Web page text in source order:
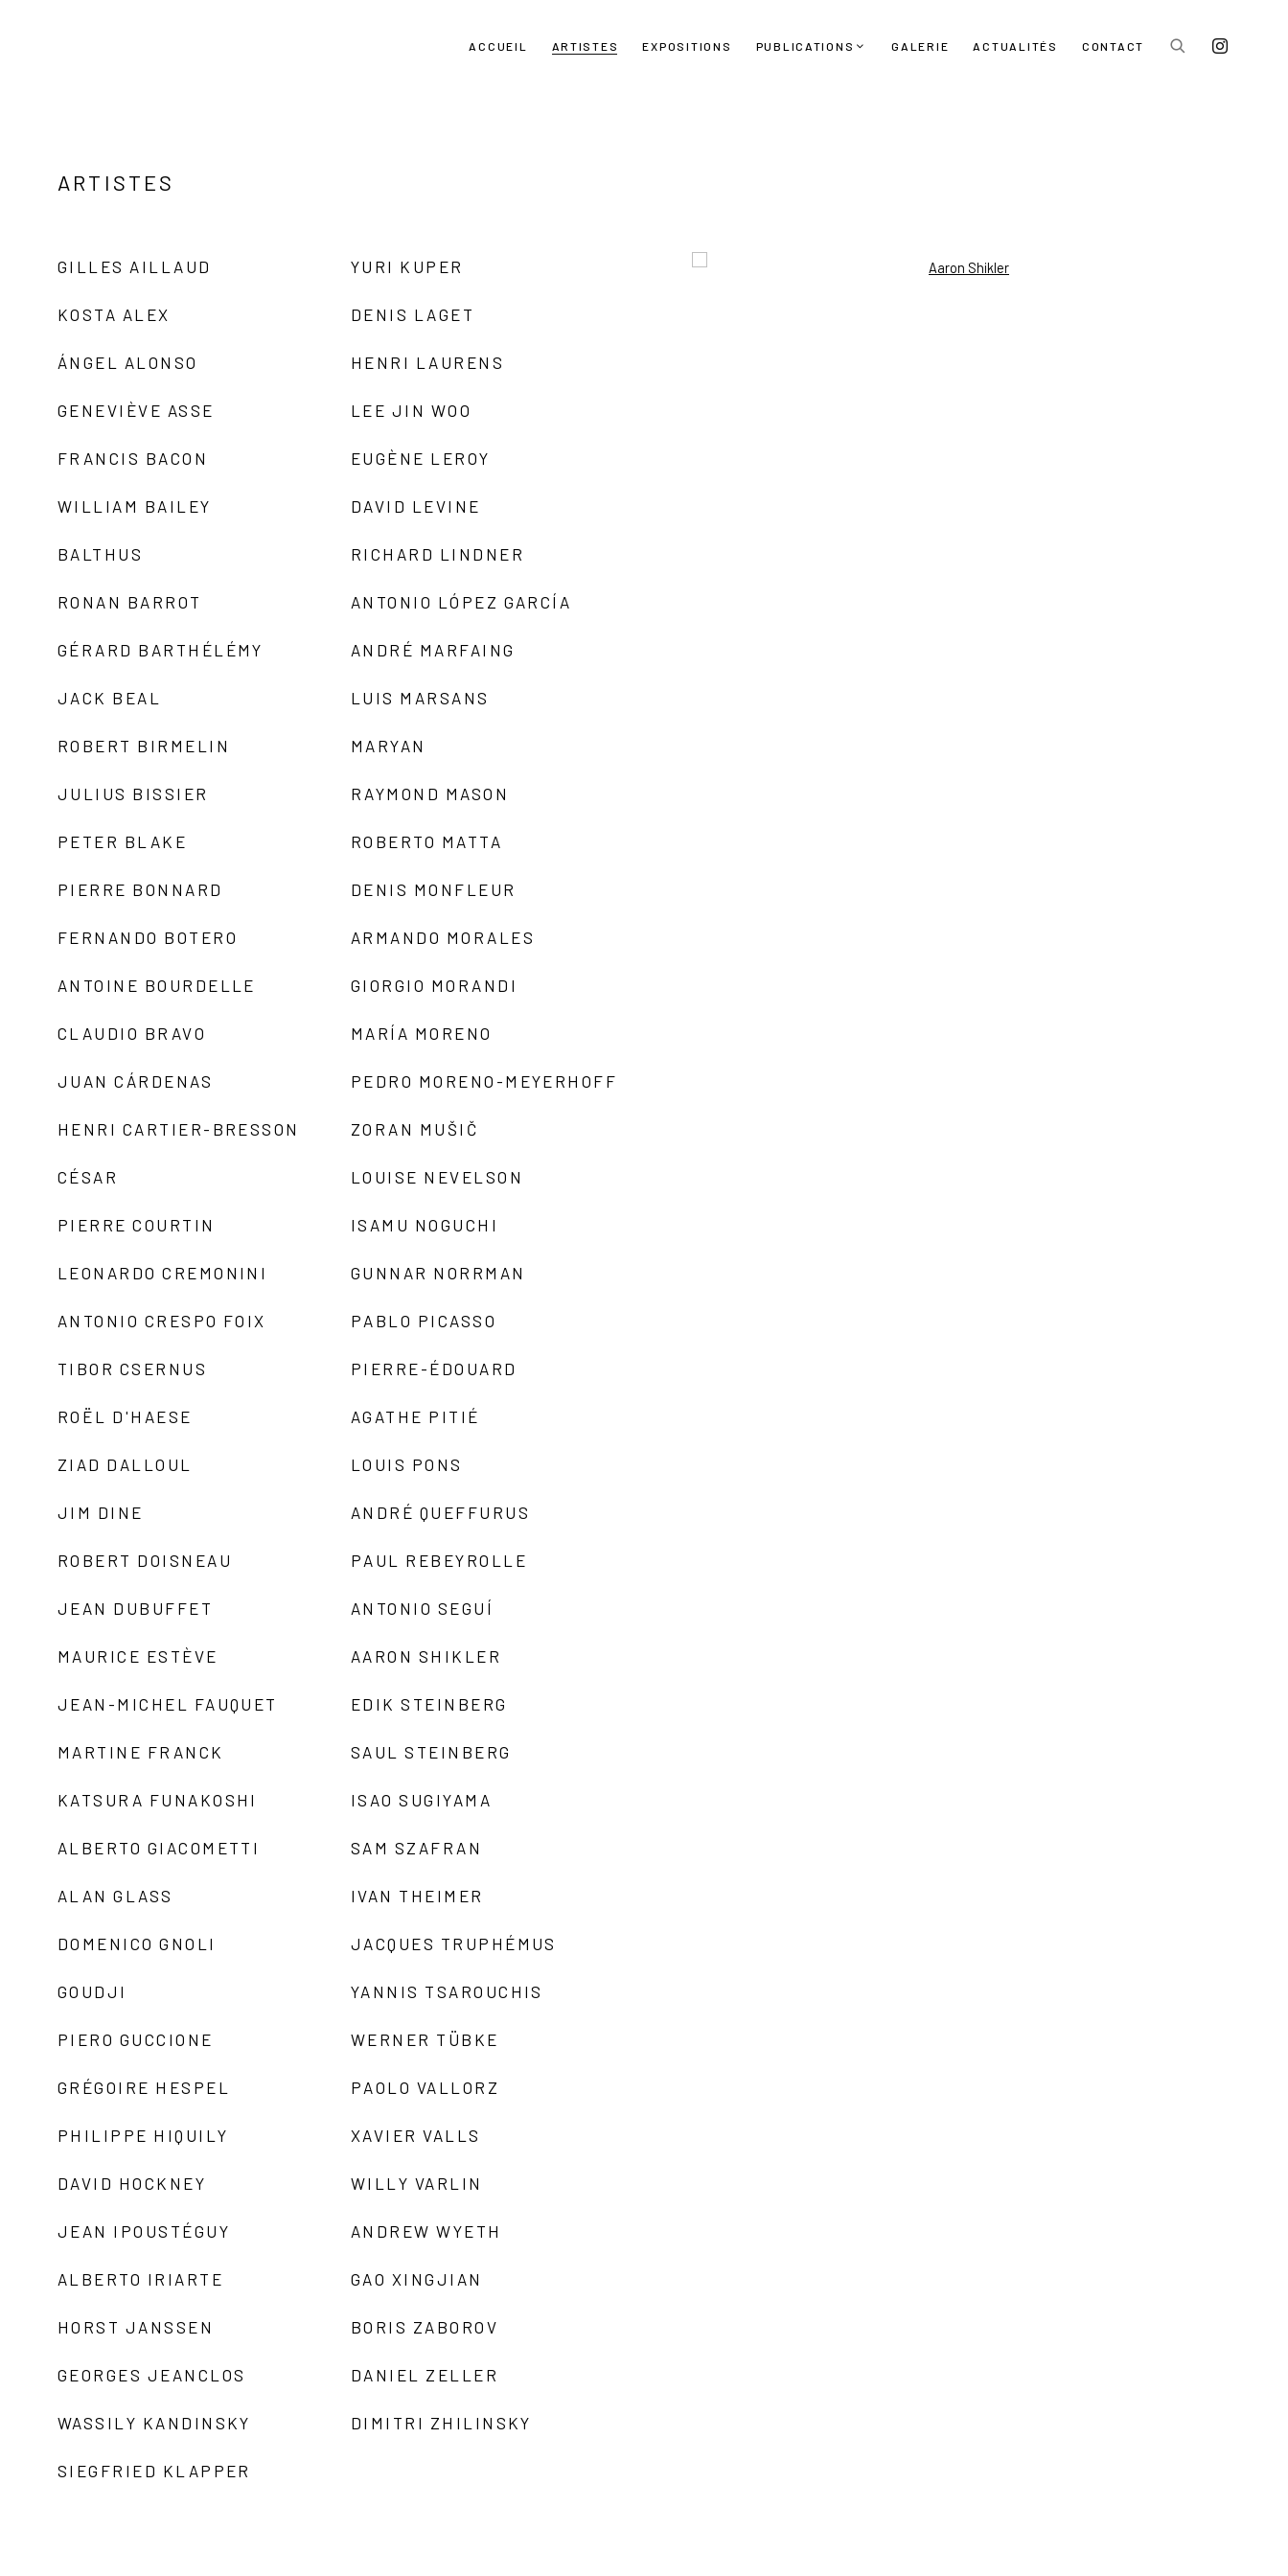
ACCUEIL ARTISTES EXPOSITIONS PUBLICATIONS GALERIE ACTUALITÉS CONTACT
ARTISTES
GILLES AILLAUD
KOSTA ALEX
ÁNGEL ALONSO
GENEVIÈVE ASSE
FRANCIS BACON
WILLIAM BAILEY
BALTHUS
RONAN BARROT
GÉRARD BARTHÉLÉMY
JACK BEAL
ROBERT BIRMELIN
JULIUS BISSIER
PETER BLAKE
PIERRE BONNARD
FERNANDO BOTERO
ANTOINE BOURDELLE
CLAUDIO BRAVO
JUAN CÁRDENAS
HENRI CARTIER-BRESSON
CÉSAR
PIERRE COURTIN
LEONARDO CREMONINI
ANTONIO CRESPO FOIX
TIBOR CSERNUS
ROËL D'HAESE
ZIAD DALLOUL
JIM DINE
ROBERT DOISNEAU
JEAN DUBUFFET
MAURICE ESTÈVE
JEAN-MICHEL FAUQUET
MARTINE FRANCK
KATSURA FUNAKOSHI
ALBERTO GIACOMETTI
ALAN GLASS
DOMENICO GNOLI
GOUDJI
PIERO GUCCIONE
GRÉGOIRE HESPEL
PHILIPPE HIQUILY
DAVID HOCKNEY
JEAN IPOUSTÉGUY
ALBERTO IRIARTE
HORST JANSSEN
GEORGES JEANCLOS
WASSILY KANDINSKY
SIEGFRIED KLAPPER
YURI KUPER
DENIS LAGET
HENRI LAURENS
LEE JIN WOO
EUGÈNE LEROY
DAVID LEVINE
RICHARD LINDNER
ANTONIO LÓPEZ GARCÍA
ANDRÉ MARFAING
LUIS MARSANS
MARYAN
RAYMOND MASON
ROBERTO MATTA
DENIS MONFLEUR
ARMANDO MORALES
GIORGIO MORANDI
MARÍA MORENO
PEDRO MORENO-MEYERHOFF
ZORAN MUŠIČ
LOUISE NEVELSON
ISAMU NOGUCHI
GUNNAR NORRMAN
PABLO PICASSO
PIERRE-ÉDOUARD
AGATHE PITIÉ
LOUIS PONS
ANDRÉ QUEFFURUS
PAUL REBEYROLLE
ANTONIO SEGUÍ
AARON SHIKLER
EDIK STEINBERG
SAUL STEINBERG
ISAO SUGIYAMA
SAM SZAFRAN
IVAN THEIMER
JACQUES TRUPHÉMUS
YANNIS TSAROUCHIS
WERNER TÜBKE
PAOLO VALLORZ
XAVIER VALLS
WILLY VARLIN
ANDREW WYETH
GAO XINGJIAN
BORIS ZABOROV
DANIEL ZELLER
DIMITRI ZHILINSKY